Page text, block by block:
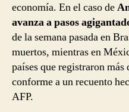
economía. En el caso de
avanza a pasos
de la semana pasada en
muertos, mientras en
países que registraron
conforme a un recuento
AFP.